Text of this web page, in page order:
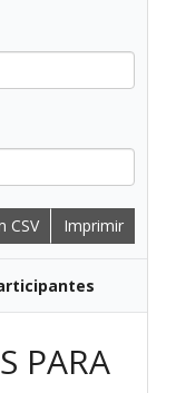
CSV Imprimir
PARA